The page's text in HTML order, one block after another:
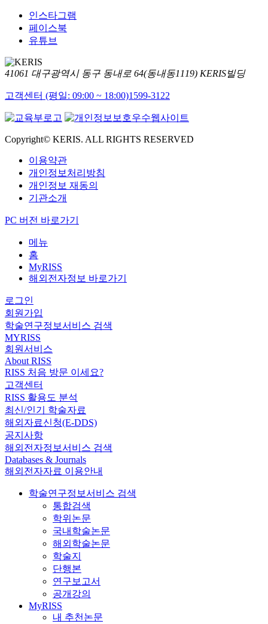
인스타그램
페이스북
유튜브
41061 대구광역시 동구 동내로 64(동내동1119) KERIS빌딩
고객센터 (평일: 09:00 ~ 18:00)1599-3122
Copyright© KERIS. ALL RIGHTS RESERVED
이용약관
개인정보처리방침
개인정보 재동의
기관소개
PC 버전 바로가기
메뉴
홈
MyRISS
해외전자정보 바로가기
로그인
회원가입
학술연구정보서비스 검색
MYRISS
회원서비스
About RISS
RISS 처음 방문 이세요?
고객센터
RISS 활용도 분석
최신/인기 학술자료
해외자료신청(E-DDS)
공지사항
해외전자정보서비스 검색
Databases & Journals
해외전자자료 이용안내
학술연구정보서비스 검색
통합검색
학위논문
국내학술논문
해외학술논문
학술지
단행본
연구보고서
공개강의
MyRISS
내 추천논문